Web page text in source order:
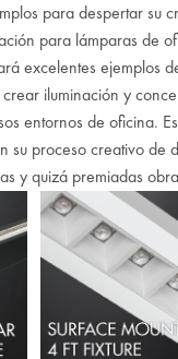
para despertar su
para lámparas de
excelentes ejemplos
iluminación y
entornos de oficina.
su proceso creativo de
y quizá premiadas